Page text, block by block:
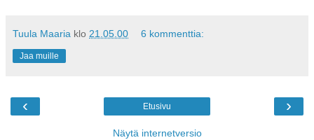
Tuula Maaria klo 21.05.00 6 kommenttia:
Jaa muille
‹ ›
Etusivu
Näytä internetversio